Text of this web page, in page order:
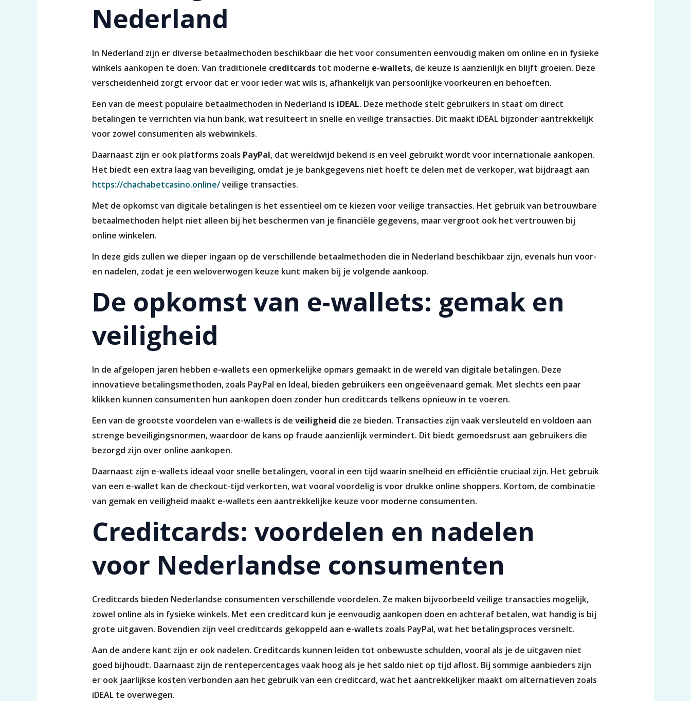
Nederland
In Nederland zijn er diverse betaalmethoden beschikbaar die het voor consumenten eenvoudig maken om online en in fysieke
winkels aankopen te doen. Van traditionele creditcardstot moderne e-wallets, de keuze is aanzienlijk en blijft groeien. Deze
verscheidenheid zorgt ervoor dat er voor ieder wat wils is, afhankelijk van persoonlijke voorkeuren en behoeften.
Een van de meest populaire betaalmethoden in Nederland is iDEAL. Deze methode stelt gebruikers in staat om direct
betalingen te verrichten via hun bank, wat resulteert in snelle en veilige transacties. Dit maakt iDEAL bijzonder aantrekkelijk
voor zowel consumenten als webwinkels.
Daarnaast zijn er ook platforms zoals PayPal, dat wereldwijd bekend is en veel gebruikt wordt voor internationale aankopen.
Het biedt een extra laag van beveiliging, omdat je je bankgegevens niet hoeft te delen met de verkoper, wat bijdraagt aan
https://chachabetcasino.online/veilige transacties.
Met de opkomst van digitale betalingen is het essentieel om te kiezen voor veilige transacties. Het gebruik van betrouwbare
betaalmethoden helpt niet alleen bij het beschermen van je financiële gegevens, maar vergroot ook het vertrouwen bij
online winkelen.
In deze gids zullen we dieper ingaan op de verschillende betaalmethoden die in Nederland beschikbaar zijn, evenals hun voor-
en nadelen, zodat je een weloverwogen keuze kunt maken bij je volgende aankoop.
De opkomst van e-wallets: gemak en
veiligheid
In de afgelopen jaren hebben e-wallets een opmerkelijke opmars gemaakt in de wereld van digitale betalingen. Deze
innovatieve betalingsmethoden, zoals PayPal en Ideal, bieden gebruikers een ongeëvenaard gemak. Met slechts een paar
klikken kunnen consumenten hun aankopen doen zonder hun creditcards telkens opnieuw in te voeren.
Een van de grootste voordelen van e-wallets is de veiligheid die ze bieden. Transacties zijn vaak versleuteld en voldoen aan
strenge beveiligingsnormen, waardoor de kans op fraude aanzienlijk vermindert. Dit biedt gemoedsrust aan gebruikers die
bezorgd zijn over online aankopen.
Daarnaast zijn e-wallets ideaal voor snelle betalingen, vooral in een tijd waarin snelheid en efficiëntie cruciaal zijn. Het gebruik
van een e-wallet kan de checkout-tijd verkorten, wat vooral voordelig is voor drukke online shoppers. Kortom, de combinatie
van gemak en veiligheid maakt e-wallets een aantrekkelijke keuze voor moderne consumenten.
Creditcards: voordelen en nadelen
voor Nederlandse consumenten
Creditcards bieden Nederlandse consumenten verschillende voordelen. Ze maken bijvoorbeeld veilige transacties mogelijk,
zowel online als in fysieke winkels. Met een creditcard kun je eenvoudig aankopen doen en achteraf betalen, wat handig is bij
grote uitgaven. Bovendien zijn veel creditcards gekoppeld aan e-wallets zoals PayPal, wat het betalingsproces versnelt.
Aan de andere kant zijn er ook nadelen. Creditcards kunnen leiden tot onbewuste schulden, vooral als je de uitgaven niet
goed bijhoudt. Daarnaast zijn de rentepercentages vaak hoog als je het saldo niet op tijd aflost. Bij sommige aanbieders zijn
er ook jaarlijkse kosten verbonden aan het gebruik van een creditcard, wat het aantrekkelijker maakt om alternatieven zoals
iDEAL te overwegen.